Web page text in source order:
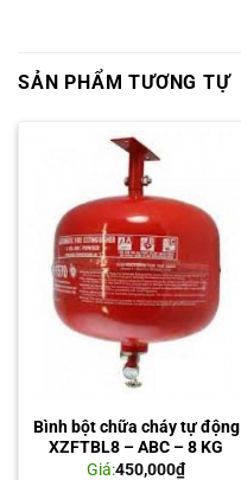
SẢN PHẨM TƯƠNG TỰ
Bình bột chữa cháy tự động
XZFTBL8 – ABC – 8 KG
Giá:450,000₫